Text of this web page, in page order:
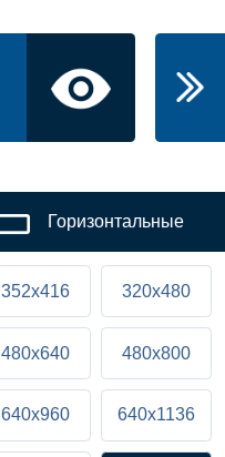
Горизонтальные
352x416 320x480
480x640 480x800
640x960 640x1136